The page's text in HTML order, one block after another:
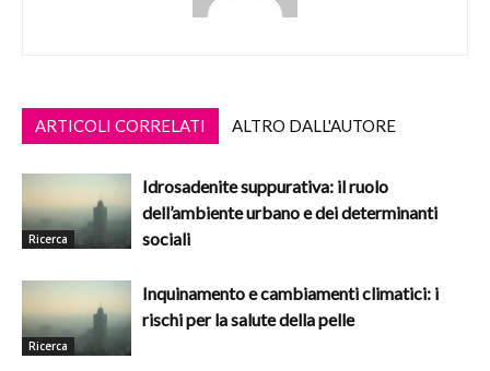
ARTICOLI CORRELATI ALTRO DALL'AUTORE
Ricerca
Idrosadenite suppurativa: il ruolo
dell’ambiente urbano e dei determinanti
sociali
Ricerca
Inquinamento e cambiamenti climatici: i
rischi per la salute della pelle